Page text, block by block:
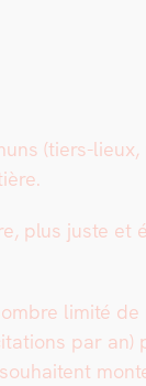
(tiers-
plus juste et
lim­ité
par an)